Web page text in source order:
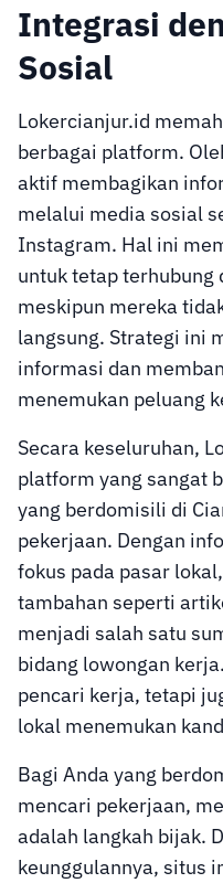
Integrasi
Sosial
Lokercianjur.id
berbagai platform.
aktif membagikan
melalui media sosial
Instagram. Hal ini
untuk tetap
meskipun mereka
langsung. Strategi ini
informasi dan
menemukan peluang
Secara keseluruhan,
platform yang sangat
yang berdomisili di
pekerjaan. Dengan
fokus pada pasar
tambahan seperti
menjadi salah satu
bidang lowongan
pencari kerja, tetapi
lokal menemukan
Bagi Anda yang
mencari pekerjaan,
adalah langkah bijak.
keunggulannya, situs